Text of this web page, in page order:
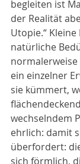
begleiten ist
der Realität
Utopie.“
natürliche
ein einzelner
sie kümmert,
wechselndem
ehrlich: damit
überfordert:
sich förmlich,